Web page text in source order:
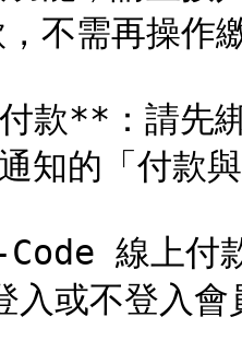
不需再操作
**：請先綁
知的「付款
線上付
入或不登入會